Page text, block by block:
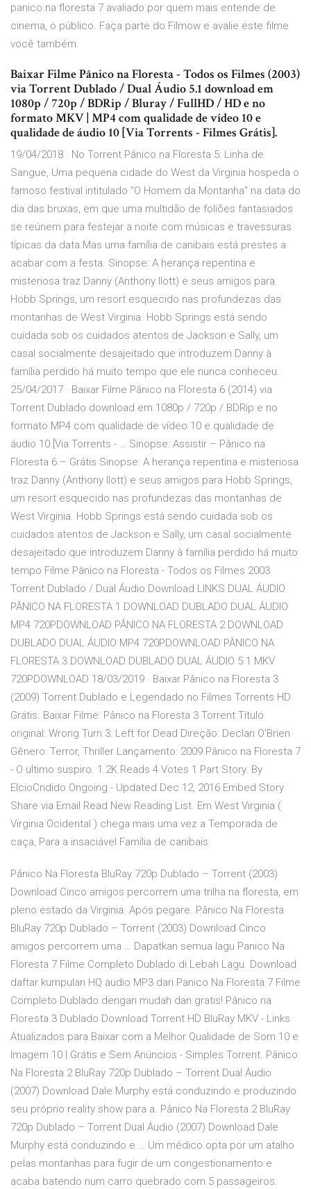
panico na floresta 7 avaliado por quem mais entende de
cinema, o público. Faça parte do Filmow e avalie este filme
você também.
Baixar Filme Pânico na Floresta - Todos os Filmes (2003)
via Torrent Dublado / Dual Áudio 5.1 download em
1080p / 720p / BDRip / Bluray / FullHD / HD e no
formato MKV | MP4 com qualidade de vídeo 10 e
qualidade de áudio 10 [Via Torrents - Filmes Grátis].
19/04/2018 · No Torrent Pânico na Floresta 5: Linha de
Sangue, Uma pequena cidade do West da Virginia hospeda o
famoso festival intitulado “O Homem da Montanha” na data do
dia das bruxas, em que uma multidão de foliões fantasiados
se reúnem para festejar a noite com músicas e travessuras
típicas da data.Mas uma família de canibais está prestes a
acabar com a festa. Sinopse: A herança repentina e
misteriosa traz Danny (Anthony Ilott) e seus amigos para
Hobb Springs, um resort esquecido nas profundezas das
montanhas de West Virginia. Hobb Springs está sendo
cuidada sob os cuidados atentos de Jackson e Sally, um
casal socialmente desajeitado que introduzem Danny à
família perdido há muito tempo que ele nunca conheceu.
25/04/2017 · Baixar Filme Pânico na Floresta 6 (2014) via
Torrent Dublado download em 1080p / 720p / BDRip e no
formato MP4 com qualidade de vídeo 10 e qualidade de
áudio 10 [Via Torrents - … Sinopse: Assistir – Pânico na
Floresta 6 – Grátis Sinopse: A herança repentina e misteriosa
traz Danny (Anthony Ilott) e seus amigos para Hobb Springs,
um resort esquecido nas profundezas das montanhas de
West Virginia. Hobb Springs está sendo cuidada sob os
cuidados atentos de Jackson e Sally, um casal socialmente
desajeitado que introduzem Danny à família perdido há muito
tempo Filme Pânico na Floresta - Todos os Filmes 2003
Torrent Dublado / Dual Áudio Download LINKS DUAL ÁUDIO
PÂNICO NA FLORESTA 1 DOWNLOAD DUBLADO DUAL ÁUDIO
MP4 720PDOWNLOAD PÂNICO NA FLORESTA 2 DOWNLOAD
DUBLADO DUAL ÁUDIO MP4 720PDOWNLOAD PÂNICO NA
FLORESTA 3 DOWNLOAD DUBLADO DUAL ÁUDIO 5.1 MKV
720PDOWNLOAD 18/03/2019 · Baixar Pânico na Floresta 3
(2009) Torrent Dublado e Legendado no Filmes Torrents HD
Grátis. Baixar Filme: Pânico na Floresta 3 Torrent Título
original: Wrong Turn 3: Left for Dead Direção: Declan O’Brien
Gênero: Terror, Thriller Lançamento: 2009 Pânico na Floresta 7
- O ultimo suspiro. 1.2K Reads 4 Votes 1 Part Story. By
ElcioCndido Ongoing - Updated Dec 12, 2016 Embed Story
Share via Email Read New Reading List. Em West Virginia (
Virginia Ocidental ) chega mais uma vez a Temporada de
caça, Para a insaciável Família de canibais.
Pânico Na Floresta BluRay 720p Dublado – Torrent (2003)
Download Cinco amigos percorrem uma trilha na floresta, em
pleno estado da Virginia. Após pegare. Pânico Na Floresta
BluRay 720p Dublado – Torrent (2003) Download Cinco
amigos percorrem uma … Dapatkan semua lagu Panico Na
Floresta 7 Filme Completo Dublado di Lebah Lagu. Download
daftar kumpulan HQ audio MP3 dari Panico Na Floresta 7 Filme
Completo Dublado dengan mudah dan gratis! Pânico na
Floresta 3 Dublado Download Torrent HD BluRay MKV - Links
Atualizados para Baixar com a Melhor Qualidade de Som 10 e
Imagem 10 | Grátis e Sem Anúncios - Simples Torrent. Pânico
Na Floresta 2 BluRay 720p Dublado – Torrent Dual Áudio
(2007) Download Dale Murphy está conduzindo e produzindo
seu próprio reality show para a. Pânico Na Floresta 2 BluRay
720p Dublado – Torrent Dual Áudio (2007) Download Dale
Murphy está conduzindo e … Um médico opta por um atalho
pelas montanhas para fugir de um congestionamento e
acaba batendo num carro quebrado com 5 passageiros.